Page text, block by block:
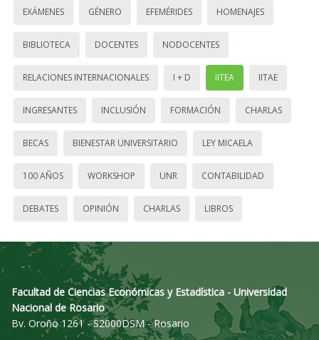
EXÁMENES GÉNERO EFEMÉRIDES HOMENAJES
BIBLIOTECA DOCENTES NODOCENTES
RELACIONES INTERNACIONALES I + D IITEA IITAE
INGRESANTES INCLUSIÓN FORMACIÓN CHARLAS
BECAS BIENESTAR UNIVERSITARIO LEY MICAELA
100 AÑOS WORKSHOP UNR CONTABILIDAD
DEBATES OPINIÓN CHARLAS LIBROS
Facultad de Ciencias Económicas y Estadística - Universidad
Nacional de Rosario
Bv. Oroño 1261 - S2000DSM - Rosario